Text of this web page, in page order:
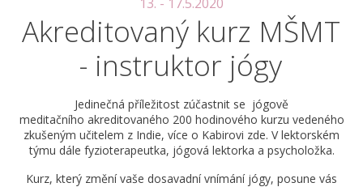
Akreditovaný kurz MŠMT
- instruktor jógy
Jedinečná příležitost zúčastnit se jógově
meditačního akreditovaného 200 hodinového kurzu vedeného
zkušeným učitelem z Indie, více o Kabirovi zde. V lektorském
týmu dále fyzioterapeutka, jógová lektorka a psycholožka.
Kurz, který změní vaše dosavadní vnímání jógy, posune vás